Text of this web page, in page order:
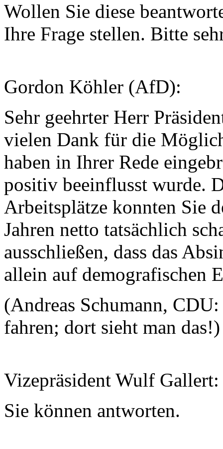
Wollen Sie diese
Ihre Frage stellen. Bitte
Gordon Köhler (AfD):
Sehr geehrter Herr
vielen Dank für die
haben in Ihrer Rede
positiv beeinflusst wurde.
Arbeitsplätze konnten Sie
Jahren netto tatsächlich
ausschließen, dass das
allein auf demografischen
(Andreas Schumann,
fahren; dort sieht man das!)
Vizepräsident Wulf Gallert:
Sie können antworten.